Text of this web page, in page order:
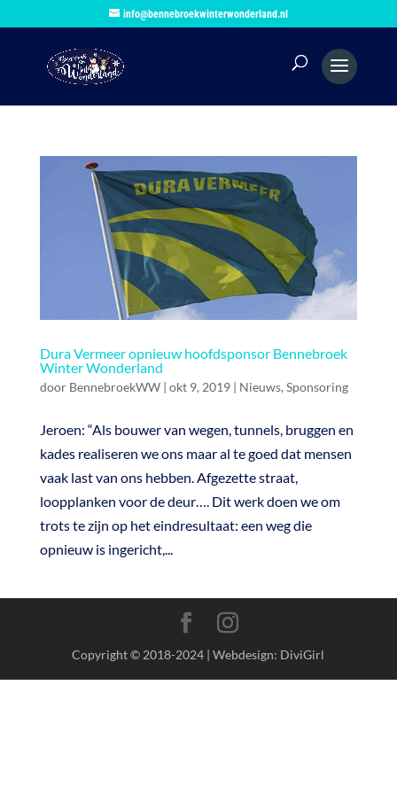
info@bennebroekwinterwonderland.nl
Dura Vermeer opnieuw hoofdsponsor Bennebroek
Winter Wonderland
door BennebroekWW| okt 9, 2019| Nieuws, Sponsoring
Jeroen: “Als bouwer van wegen, tunnels, bruggen en
kades realiseren we ons maar al te goed dat mensen
vaak last van ons hebben. Afgezette straat,
loopplanken voor de deur…. Dit werk doen we om
trots te zijn op het eindresultaat: een weg die
opnieuw is ingericht,...
Copyright © 2018-2024 | Webdesign: DiviGirl